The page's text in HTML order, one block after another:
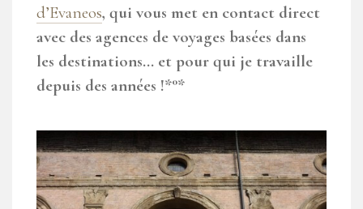
d’Evaneos, qui vous met en contact direct
avec des agences de voyages basées dans
les destinations… et pour qui je travaille
depuis des années !*°*